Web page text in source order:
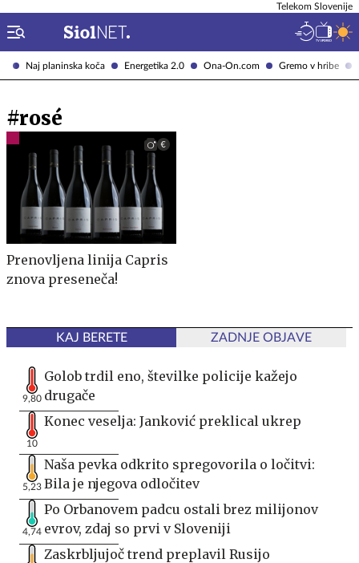
Naj planinska koča Energetika 2.0 Ona-On.com Gremo v hribe
Telekom Slovenije
#rosé
Prenovljena linija Capris
znova preseneča!
KAJ BERETE ZADNJE OBJAVE
9,80
Golob trdil eno, številke policije kažejo
drugače
10
Konec veselja: Janković preklical ukrep
5,23
Naša pevka odkrito spregovorila o ločitvi:
Bila je njegova odločitev
4,74
Po Orbanovem padcu ostali brez milijonov
evrov, zdaj so prvi v Sloveniji
Zaskrbljujoč trend preplavil Rusijo